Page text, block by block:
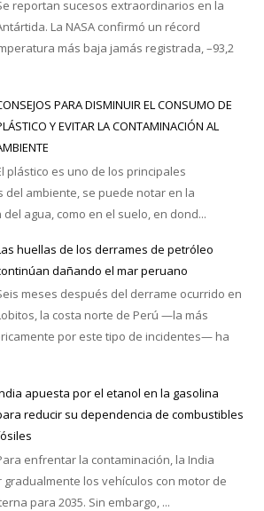
reportan sucesos extraordinarios en la
La NASA confirmó un récord
más baja jamás registrada, –93,2
PARA DISMINUIR EL CONSUMO DE
Y EVITAR LA CONTAMINACIÓN AL
plástico es uno de los principales
del ambiente, se puede notar en la
agua, como en el suelo, en dond...
huellas de los derrames de petróleo
dañando el mar peruano
meses después del derrame ocurrido en
la costa norte de Perú —la más
por este tipo de incidentes— ha
apuesta por el etanol en la gasolina
reducir su dependencia de combustibles
enfrentar la contaminación, la India
gradualmente los vehículos con motor de
para 2035. Sin embargo, ...